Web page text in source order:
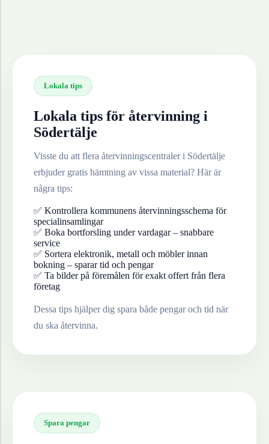
Lokala tips
Lokala tips för återvinning i
Södertälje
Visste du att flera återvinningscentraler i Södertälje
erbjuder gratis hämtning av vissa material? Här är
några tips:
✅ Kontrollera kommunens återvinningsschema för
specialinsamlingar
✅ Boka bortforsling under vardagar – snabbare
service
✅ Sortera elektronik, metall och möbler innan
bokning – sparar tid och pengar
✅ Ta bilder på föremålen för exakt offert från flera
företag
Dessa tips hjälper dig spara både pengar och tid när
du ska återvinna.
Spara pengar